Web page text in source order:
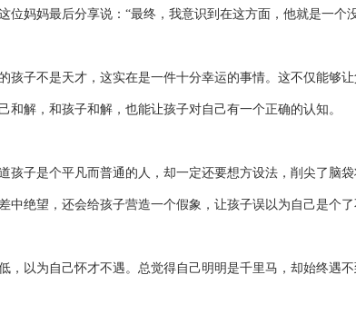
位妈妈最后分享说：“最终，我意识到在这方面，他就是一个
孩子不是天才，这实在是一件十分幸运的事情。这不仅能够
和解，和孩子和解，也能让孩子对自己有一个正确的认知。
孩子是个平凡而普通的人，却一定还要想方设法，削尖了脑
中绝望，还会给孩子营造一个假象，让孩子误以为自己是个
，以为自己怀才不遇。总觉得自己明明是千里马，却始终遇不